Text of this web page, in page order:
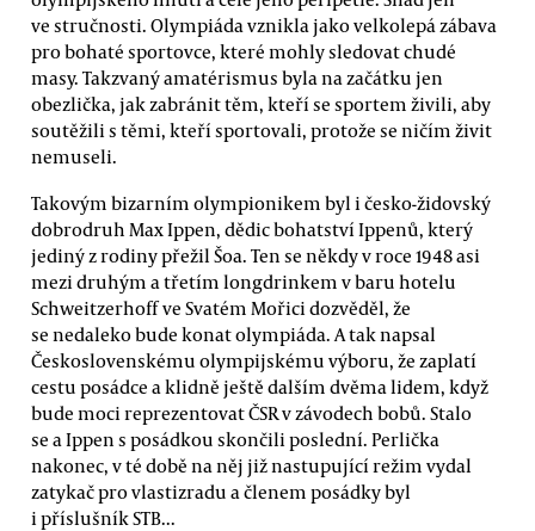
ve stručnosti. Olympiáda vznikla jako velkolepá zábava
pro bohaté sportovce, které mohly sledovat chudé
masy. Takzvaný amatérismus byla na začátku jen
obezlička, jak zabránit těm, kteří se sportem živili, aby
soutěžili s těmi, kteří sportovali, protože se ničím živit
nemuseli.
Takovým bizarním olympionikem byl i česko-židovský
dobrodruh Max Ippen, dědic bohatství Ippenů, který
jediný z rodiny přežil Šoa. Ten se někdy v roce 1948 asi
mezi druhým a třetím longdrinkem v baru hotelu
Schweitzerhoff ve Svatém Mořici dozvěděl, že
se nedaleko bude konat olympiáda. A tak napsal
Československému olympijskému výboru, že zaplatí
cestu posádce a klidně ještě dalším dvěma lidem, když
bude moci reprezentovat ČSR v závodech bobů. Stalo
se a Ippen s posádkou skončili poslední. Perlička
nakonec, v té době na něj již nastupující režim vydal
zatykač pro vlastizradu a členem posádky byl
i příslušník STB...